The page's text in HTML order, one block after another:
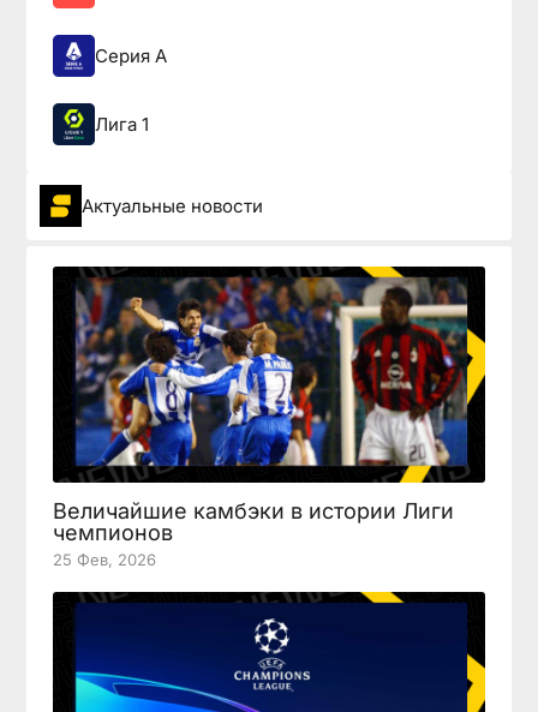
Серия А
Лига 1
Актуальные новости
Величайшие камбэки в истории Лиги
чемпионов
25 Фев, 2026